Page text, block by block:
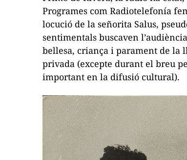
Programes com Radiotelefonía
locució de la señorita Salus,
sentimentals buscaven
bellesa, criança i parament de la
privada (excepte durant el breu
important en la difusió cultural).